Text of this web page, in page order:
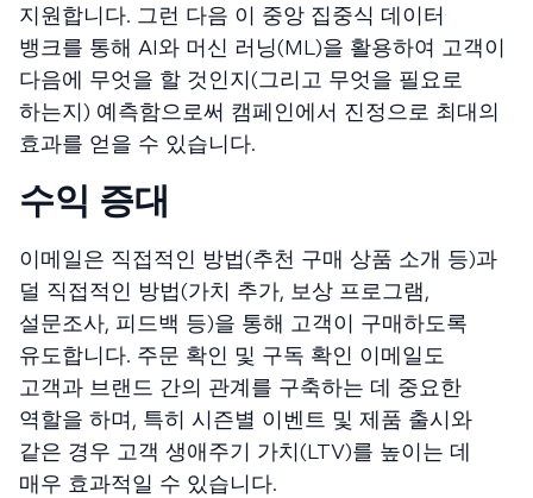
지원합니다. 그런 다음 이 중앙 집중식 데이터
뱅크를 통해 AI와 머신 러닝(ML)을 활용하여 고객이
다음에 무엇을 할 것인지(그리고 무엇을 필요로
하는지) 예측함으로써 캠페인에서 진정으로 최대의
효과를 얻을 수 있습니다.
수익 증대
이메일은 직접적인 방법(추천 구매 상품 소개 등)과
덜 직접적인 방법(가치 추가, 보상 프로그램,
설문조사, 피드백 등)을 통해 고객이 구매하도록
유도합니다. 주문 확인 및 구독 확인 이메일도
고객과 브랜드 간의 관계를 구축하는 데 중요한
역할을 하며, 특히 시즌별 이벤트 및 제품 출시와
같은 경우 고객 생애주기 가치(LTV)를 높이는 데
매우 효과적일 수 있습니다.